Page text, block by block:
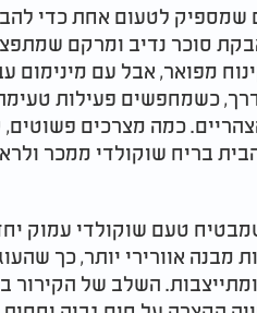
שמספיק לטעום אחת כדי
סוכר נדיב ומרקם
מפואר, אבל עם מינימום
כשמחפשים פעילות
כמה מצרכים
בריח שוקולדי ממכר
טעם שוקולדי עמוק
מבנה אוורירי יותר, כך
השלב של הקירור